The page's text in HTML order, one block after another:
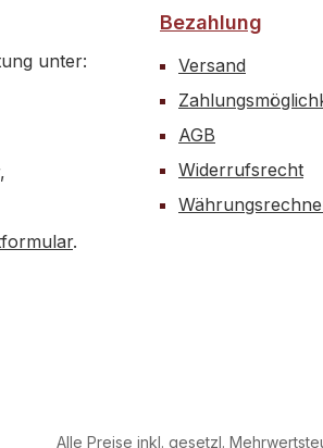
unter:
.
Bezahlung
Versand
AGB
Widerrufsrecht
Alle Preise inkl. gesetzl.